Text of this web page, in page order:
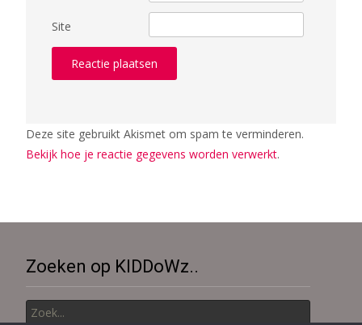
Site
Deze site gebruikt Akismet om spam te verminderen.
Bekijk hoe je reactie gegevens worden verwerkt.
Zoeken op KIDDoWz..
Zoek
naar: